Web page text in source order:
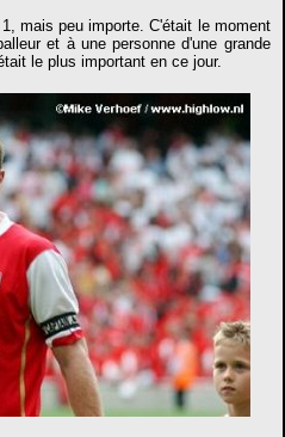
mais peu importe. C'était le moment
et à une personne d'une grande
le plus important en ce jour.